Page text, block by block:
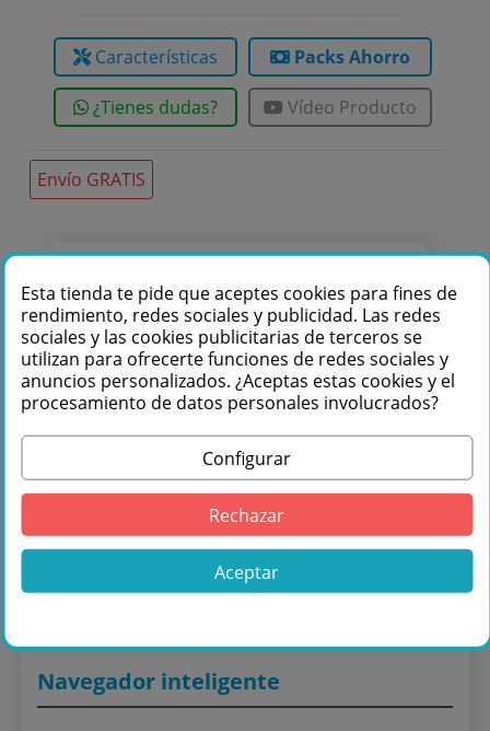
Envío GRATIS
+34 976 36 61 60
Características Packs Ahorro
¿Tienes dudas? Vídeo Producto
Comprar Fonestar MAX-480Z Amplificador
de megafonía multizona en Másquesonido
con envío rápido
Lo encuentras también en: , Amplificadores Linea 100V
,
Amplificadores Multizona
Navegador inteligente
Esta tienda te pide que aceptes cookies para fines de
rendimiento, redes sociales y publicidad. Las redes
sociales y las cookies publicitarias de terceros se
utilizan para ofrecerte funciones de redes sociales y
anuncios personalizados. ¿Aceptas estas cookies y el
procesamiento de datos personales involucrados?
Configurar
Rechazar
Aceptar